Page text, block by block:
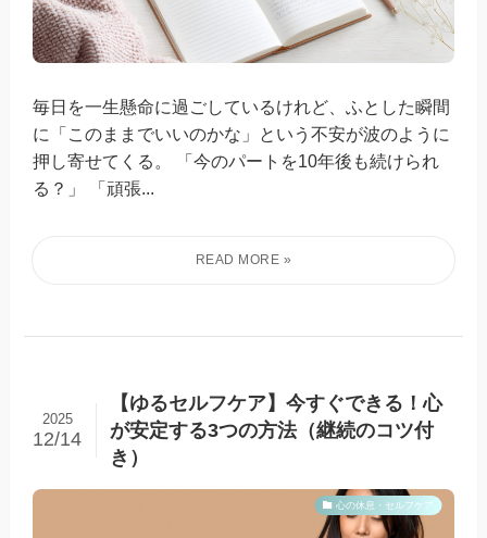
毎日を一生懸命に過ごしているけれど、ふとした瞬間
に「このままでいいのかな」という不安が波のように
押し寄せてくる。 「今のパートを10年後も続けられ
る？」 「頑張...
【ゆるセルフケア】今すぐできる！心
が安定する3つの方法（継続のコツ付
き）
2025
12/14
心の休息・セルフケア